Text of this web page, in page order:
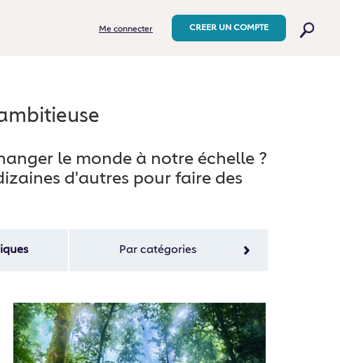
Me connecter CREER UN COMPTE
le monde à notre échelle ?
d'autres pour faire des
Par catégories